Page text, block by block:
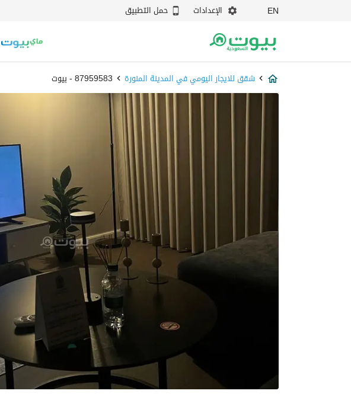
EN الإعدادات حمل التطبيق
شقق للايجار اليومي في المدينة المنورة 87959583 - بيوت